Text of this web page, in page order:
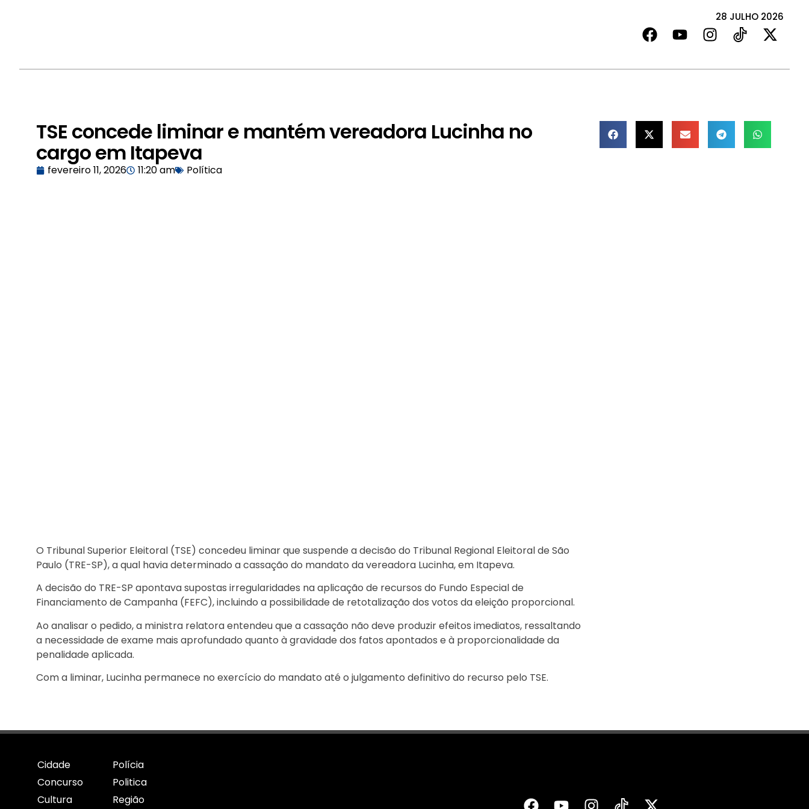
28 JULHO 2026
TSE concede liminar e mantém vereadora Lucinha no
cargo em Itapeva
fevereiro 11, 2026 11:20 am Política
O Tribunal Superior Eleitoral (TSE) concedeu liminar que suspende a decisão do Tribunal Regional Eleitoral de São
Paulo (TRE-SP), a qual havia determinado a cassação do mandato da vereadora Lucinha, em Itapeva.
A decisão do TRE-SP apontava supostas irregularidades na aplicação de recursos do Fundo Especial de
Financiamento de Campanha (FEFC), incluindo a possibilidade de retotalização dos votos da eleição proporcional.
Ao analisar o pedido, a ministra relatora entendeu que a cassação não deve produzir efeitos imediatos, ressaltando
a necessidade de exame mais aprofundado quanto à gravidade dos fatos apontados e à proporcionalidade da
penalidade aplicada.
Com a liminar, Lucinha permanece no exercício do mandato até o julgamento definitivo do recurso pelo TSE.
Cidade
Concurso
Cultura
Polícia
Politica
Região